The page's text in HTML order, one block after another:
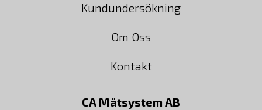
Kundundersökning
Om Oss
Kontakt
CA Mätsystem AB